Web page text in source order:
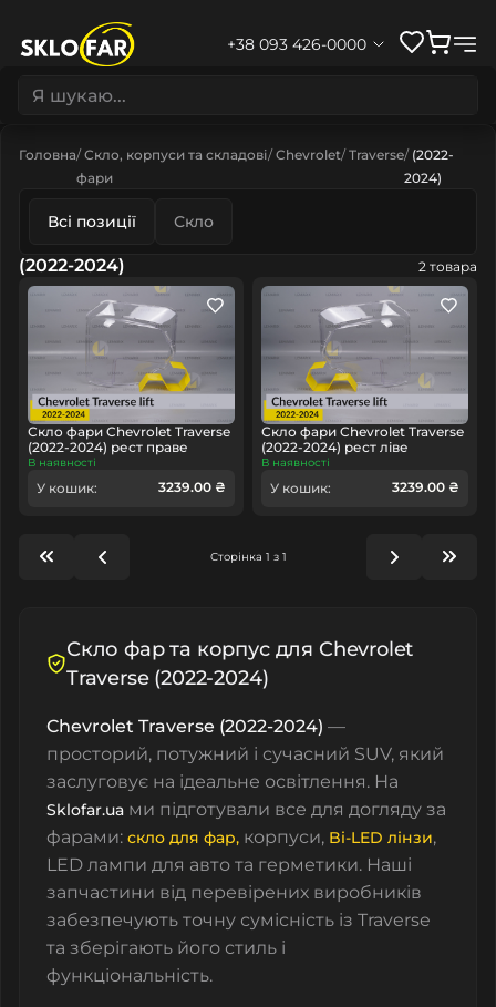
+38 093 426-0000
Головна Скло, корпуси та складові
фари
Chevrolet Traverse (2022-
2024)
Всі позиції Скло
(2022-2024) 2 товара
Скло фари Chevrolet Traverse
(2022-2024) рест праве
В наявності
У кошик: 3239.00 ₴
Скло фари Chevrolet Traverse
(2022-2024) рест ліве
В наявності
У кошик: 3239.00 ₴
Сторінка 1 з 1
Скло фар та корпус для Chevrolet
Traverse (2022-2024)
Chevrolet Traverse (2022-2024) —
просторий, потужний і сучасний SUV, який
заслуговує на ідеальне освітлення. На
Sklofar.ua ми підготували все для догляду за
фарами: скло для фар, корпуси, Bi-LED лінзи,
LED лампи для авто та герметики. Наші
запчастини від перевірених виробників
забезпечують точну сумісність із Traverse
та зберігають його стиль і
функціональність.